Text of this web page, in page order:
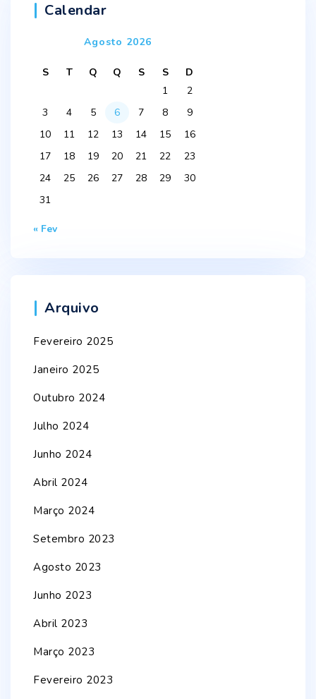
Calendar
Agosto 2026
S T Q Q S S
D
1
2
3
4 5 6 7 8
9
10
11 12 13 14 15
16
17
18 19 20 21 22
23
24
25 26 27 28 29
30
31
« Fev
Arquivo
Fevereiro 2025
Janeiro 2025
Outubro 2024
Julho 2024
Junho 2024
Abril 2024
Março 2024
Setembro 2023
Agosto 2023
Junho 2023
Abril 2023
Março 2023
Fevereiro 2023